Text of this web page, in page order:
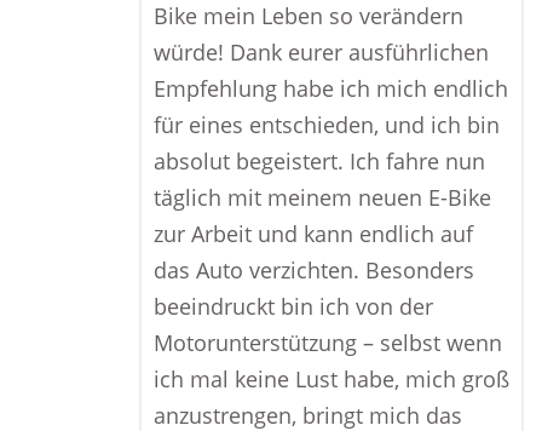
Bike mein Leben so verändern
würde! Dank eurer ausführlichen
Empfehlung habe ich mich endlich
für eines entschieden, und ich bin
absolut begeistert. Ich fahre nun
täglich mit meinem neuen E-Bike
zur Arbeit und kann endlich auf
das Auto verzichten. Besonders
beeindruckt bin ich von der
Motorunterstützung – selbst wenn
ich mal keine Lust habe, mich groß
anzustrengen, bringt mich das